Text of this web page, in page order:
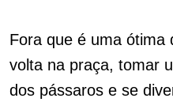
Fora que é uma ótima
volta na praça, tomar
dos pássaros e se